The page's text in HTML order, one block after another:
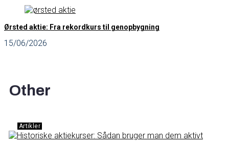
Ørsted aktie: Fra rekordkurs til genopbygning
15/06/2026
Other
Artikler